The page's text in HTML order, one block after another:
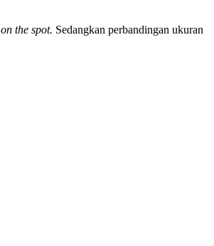
on the spot. Sedangkan perbandingan ukuran